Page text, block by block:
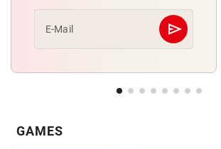
E-Mail send
Abschicken
GAMES